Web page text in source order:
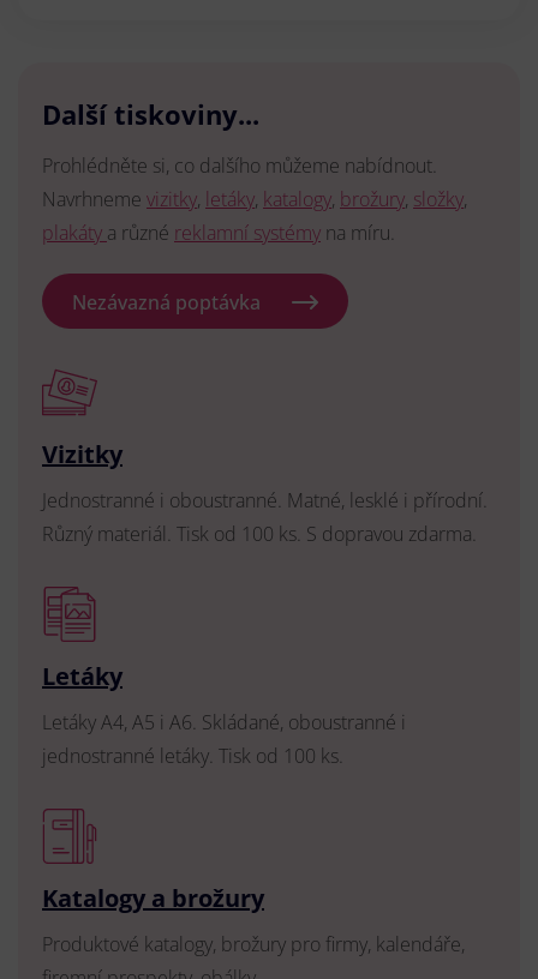
Další tiskoviny...
Prohlédněte si, co dalšího můžeme nabídnout.
Navrhneme vizitky, letáky, katalogy, brožury, složky,
plakáty a různé reklamní systémy na míru.
Nezávazná poptávka
Vizitky
Jednostranné i oboustranné. Matné, lesklé i přírodní.
Různý materiál. Tisk od 100 ks. S dopravou zdarma.
Letáky
Letáky A4, A5 i A6. Skládané, oboustranné i
jednostranné letáky. Tisk od 100 ks.
Katalogy a brožury
Produktové katalogy, brožury pro firmy, kalendáře,